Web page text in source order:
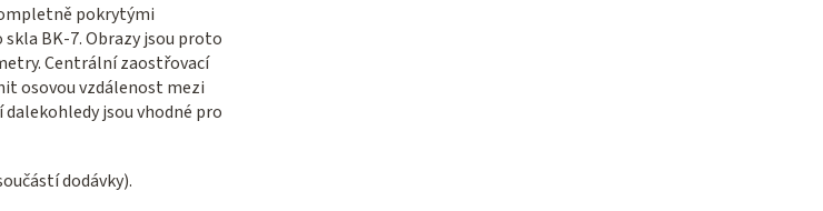
pokrytými
BK-7. Obrazy jsou proto
Centrální zaostřovací
osovou vzdálenost mezi
jsou vhodné pro
dodávky).